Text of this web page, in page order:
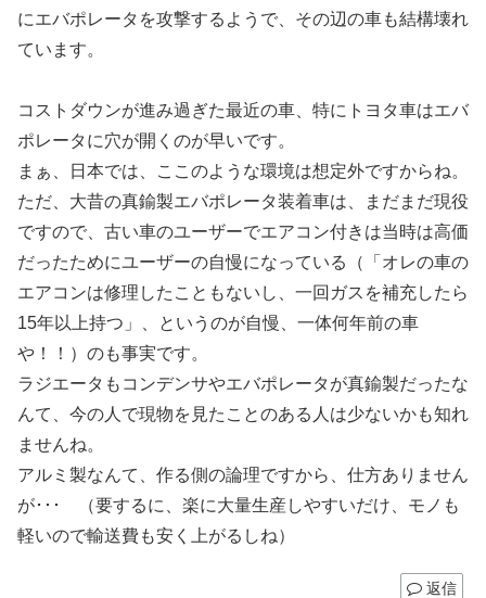
にエバポレータを攻撃するようで、その辺の車も結構壊れ
ています。
コストダウンが進み過ぎた最近の車、特にトヨタ車はエバ
ポレータに穴が開くのが早いです。
まぁ、日本では、ここのような環境は想定外ですからね。
ただ、大昔の真鍮製エバポレータ装着車は、まだまだ現役
ですので、古い車のユーザーでエアコン付きは当時は高価
だったためにユーザーの自慢になっている（「オレの車の
エアコンは修理したこともないし、一回ガスを補充したら
15年以上持つ」、というのが自慢、一体何年前の車
や！！）のも事実です。
ラジエータもコンデンサやエバポレータが真鍮製だったな
んて、今の人で現物を見たことのある人は少ないかも知れ
ませんね。
アルミ製なんて、作る側の論理ですから、仕方ありません
が･･･ （要するに、楽に大量生産しやすいだけ、モノも
軽いので輸送費も安く上がるしね）
返信